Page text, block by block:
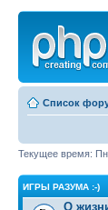
Список
Текущее время:
ИГРЫ РАЗУМА :-)
О